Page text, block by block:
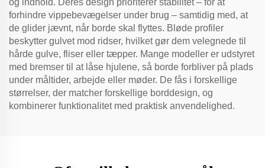
og indhold. Deres design prioriterer stabilitet – for at
forhindre vippebevægelser under brug – samtidig med, at
de glider jævnt, når borde skal flyttes. Bløde profiler
beskytter gulvet mod ridser, hvilket gør dem velegnede til
hårde gulve, fliser eller tæpper. Mange modeller er udstyret
med bremser til at låse hjulene, så borde forbliver på plads
under måltider, arbejde eller møder. De fås i forskellige
størrelser, der matcher forskellige borddesign, og
kombinerer funktionalitet med praktisk anvendelighed.